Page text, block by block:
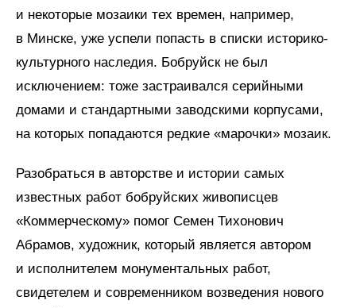
и некоторые мозаики тех времен, например,
в Минске, уже успели попасть в списки историко-
культурного наследия. Бобруйск не был
исключением: тоже застраивался серийными
домами и стандартными заводскими корпусами,
на которых попадаются редкие «марочки» мозаик.
Разобраться в авторстве и истории самых
известных работ бобруйских живописцев
«Коммерческому» помог Семен Тихонович
Абрамов, художник, который является автором
и исполнителем монументальных работ,
свидетелем и современником возведения нового